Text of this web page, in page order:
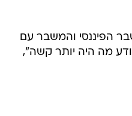
הפיננסי והמשבר עם
מה היה יותר קשה",